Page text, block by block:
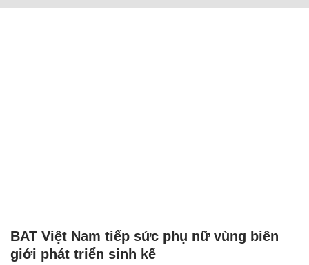
BAT Việt Nam tiếp sức phụ nữ vùng biên
giới phát triển sinh kế